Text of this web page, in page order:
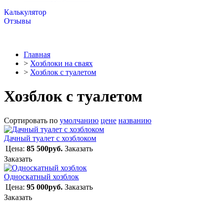
Калькулятор
Отзывы
Главная
> Хозблоки на сваях
> Хозблок с туалетом
Хозблок с туалетом
Сортировать по умолчанию цене названию
Дачный туалет с хозблоком
Цена: 85 500руб. Заказать
Заказать
Односкатный хозблок
Цена: 95 000руб. Заказать
Заказать